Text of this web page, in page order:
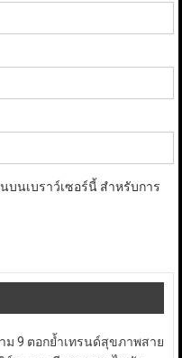
บนเบราว์เซอร์นี้ สำหรับการ
ม 9 ตอกย้ำเทรนด์สุขภาพสาย